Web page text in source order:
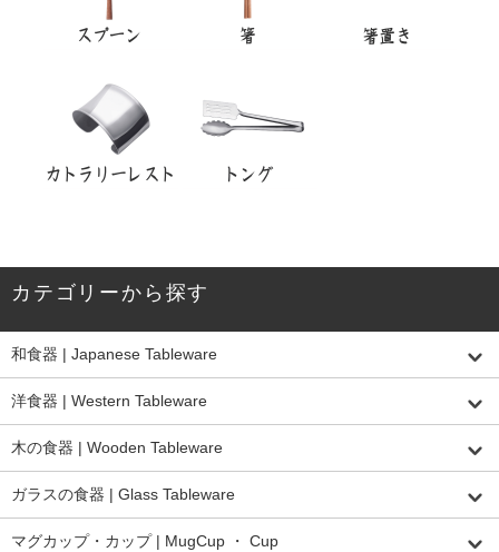
カテゴリーから探す
和食器 | Japanese Tableware
洋食器 | Western Tableware
木の食器 | Wooden Tableware
ガラスの食器 | Glass Tableware
マグカップ・カップ | MugCup ・ Cup